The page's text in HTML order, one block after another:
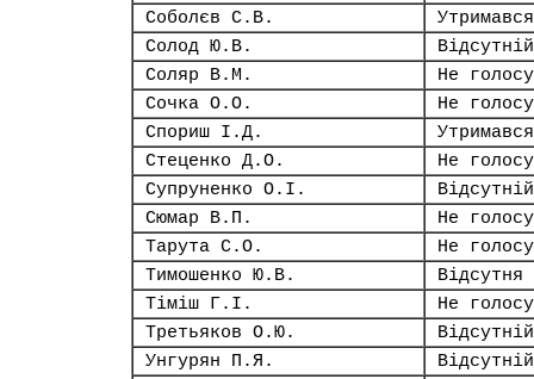
Соболєв С.В.
Утримався
Солод Ю.В.
Відсутній
Соляр В.М.
Не
Сочка О.О.
Не
Спориш І.Д.
Утримався
Стеценко Д.О.
Не
Супруненко О.І.
Відсутній
Сюмар В.П.
Не
Тарута С.О.
Не
Тимошенко Ю.В.
Відсутня
Тіміш Г.І.
Не
Третьяков О.Ю.
Відсутній
Унгурян П.Я.
Відсутній